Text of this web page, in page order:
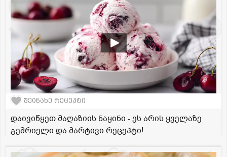
შეინახე რეცეპტი
დაივიწყეთ მაღაზიის ნაყინი - ეს არის ყველაზე
გემრიელი და მარტივი რეცეპტი!